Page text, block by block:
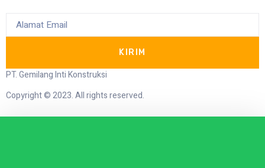
KIRIM
PT. Gemilang Inti Konstruksi
Copyright © 2023. All rights reserved.